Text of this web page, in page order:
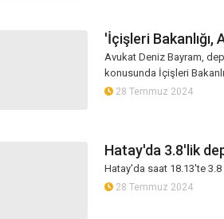
'İçişleri Bakanlığı,
Avukat Deniz Bayram,
konusunda İçişleri
28 Temmuz 2024
Hatay'da 3.8'lik
Hatay'da saat 18.13'te
28 Temmuz 2024